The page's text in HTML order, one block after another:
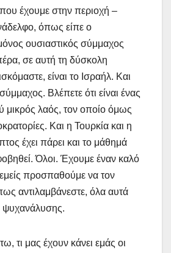
έχουμε στην περιοχή –
όπως είπε ο
ουσιαστικός σύμμαχος
σε αυτή τη δύσκολη
είναι το Ισραήλ. Και
Βλέπετε ότι είναι ένας
μικρός λαός, τον οποίο όμως
Και η Τουρκία και η
έχει πάρει και το μάθημά
Όλοι. Έχουμε έναν καλό
προσπαθούμε να τον
αντιλαμβάνεστε, όλα αυτά
ψυχανάλυσης.
τι μας έχουν κάνει εμάς οι